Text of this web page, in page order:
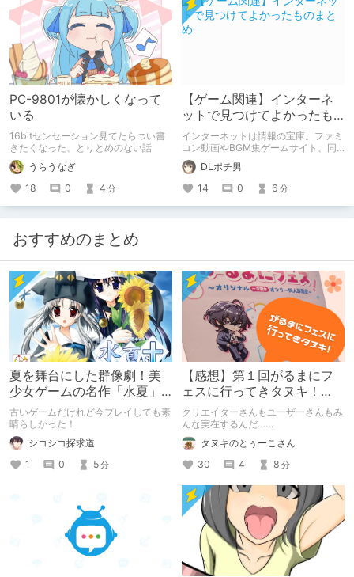
PC-9801が懐かしくなって
いる
16bitセンセーション見てたらつい書
きたくなった、とりとめのない話
うらうなぎ
18
0 4 分
【ゲーム関連】インターネ
ットで見つけてよかったも
のまとめ
インターネットは情報の宝庫。ファミ
コン動画やBGM集ゲームサイト、同
人サイトと、インターネットで知るこ
とができてよかった思うものを載せて
います。
DLポチ男
14
0 6 分
おすすめのまとめ
夏を舞台にした群像劇！美
少女ゲームの名作「水夏」
を今こそ！
古いゲームだけれど今プレイしても素
晴らしかった！
シコシコ探求道
1
0 5分
【感想】第１回がるまにフ
ェスに行ってきタヌキ！
【レポ】
クリエイターさんもユーザーさんもみ
んな実在するんだ……
タヌキのとぅーこさん
30
4 8 分